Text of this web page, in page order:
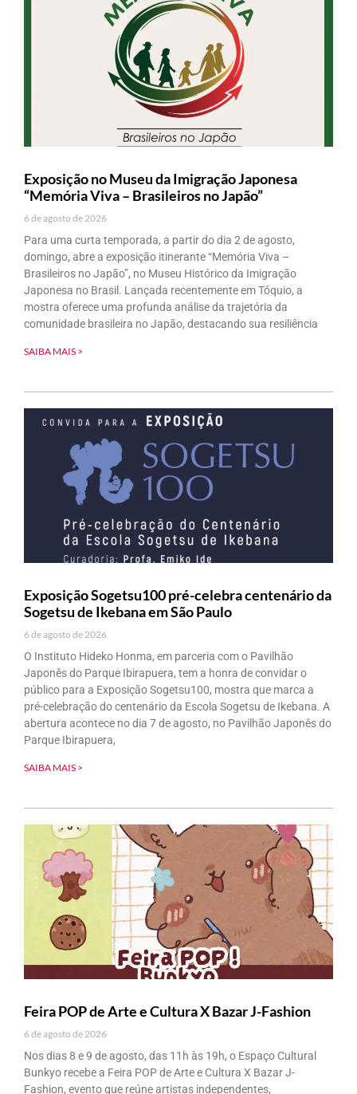
Exposição no Museu da Imigração Japonesa
“Memória Viva – Brasileiros no Japão”
6 de agosto de 2026
Para uma curta temporada, a partir do dia 2 de agosto,
domingo, abre a exposição itinerante “Memória Viva –
Brasileiros no Japão”, no Museu Histórico da Imigração
Japonesa no Brasil. Lançada recentemente em Tóquio, a
mostra oferece uma profunda análise da trajetória da
comunidade brasileira no Japão, destacando sua resiliência
SAIBA MAIS >
Exposição Sogetsu100 pré-celebra centenário da
Sogetsu de Ikebana em São Paulo
6 de agosto de 2026
O Instituto Hideko Honma, em parceria com o Pavilhão
Japonês do Parque Ibirapuera, tem a honra de convidar o
público para a Exposição Sogetsu100, mostra que marca a
pré-celebração do centenário da Escola Sogetsu de Ikebana. A
abertura acontece no dia 7 de agosto, no Pavilhão Japonês do
Parque Ibirapuera,
SAIBA MAIS >
Feira POP de Arte e Cultura X Bazar J-Fashion
6 de agosto de 2026
Nos dias 8 e 9 de agosto, das 11h às 19h, o Espaço Cultural
Bunkyo recebe a Feira POP de Arte e Cultura X Bazar J-
Fashion, evento que reúne artistas independentes,